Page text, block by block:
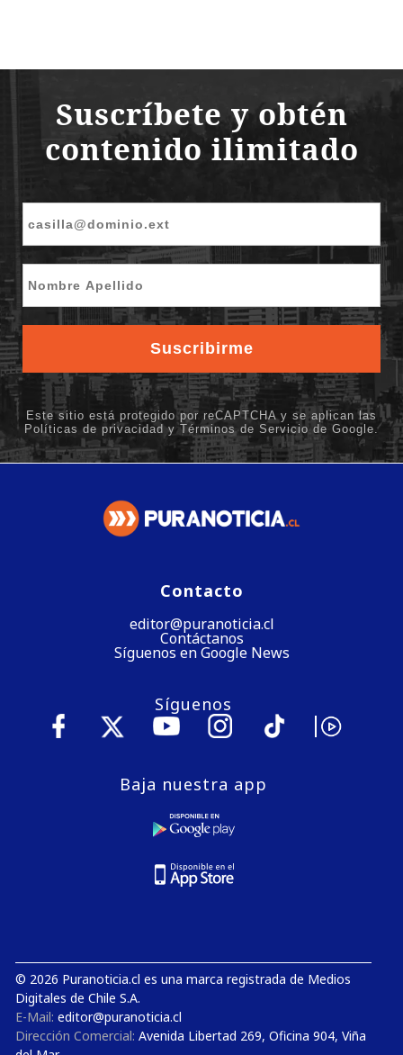
Contacto
editor@puranoticia.cl
Contáctanos
Síguenos en Google News
Síguenos
Baja nuestra app
© 2026 Puranoticia.cl es una marca registrada de Medios
Digitales de Chile S.A.
E-Mail: editor@puranoticia.cl
Dirección Comercial: Avenida Libertad 269, Oficina 904, Viña